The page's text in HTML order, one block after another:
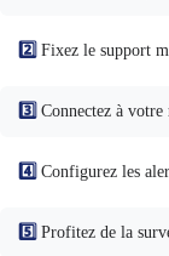
2️⃣ Fixez le support
3️⃣ Connectez à
4️⃣ Configurez les
5️⃣ Profitez de la